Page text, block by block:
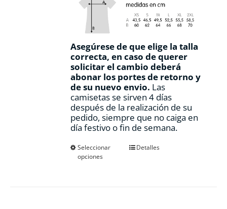
Asegúrese de que elige la talla
correcta, en caso de querer
solicitar el cambio deberá
abonar los portes de retorno y
de su nuevo envio. Las
camisetas se sirven 4 días
después de la realización de su
pedido, siempre que no caiga en
día festivo o fin de semana.
Seleccionar
opciones
EsteDetalles